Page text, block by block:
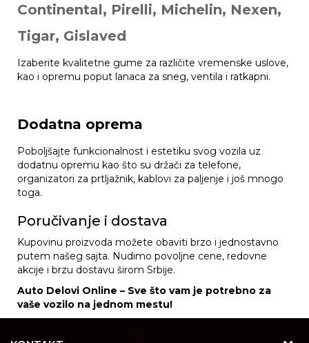
Continental, Pirelli, Michelin, Nexen,
Tigar, Gislaved
Izaberite kvalitetne gume za različite vremenske uslove,
kao i opremu poput lanaca za sneg, ventila i ratkapni.
Dodatna oprema
Poboljšajte funkcionalnost i estetiku svog vozila uz
dodatnu opremu kao što su držači za telefone,
organizatori za prtljažnik, kablovi za paljenje i još mnogo
toga.
Poručivanje i dostava
Kupovinu proizvoda možete obaviti brzo i jednostavno
putem našeg sajta. Nudimo povoljne cene, redovne
akcije i brzu dostavu širom Srbije.
Auto Delovi Online – Sve što vam je potrebno za
vaše vozilo na jednom mestu!